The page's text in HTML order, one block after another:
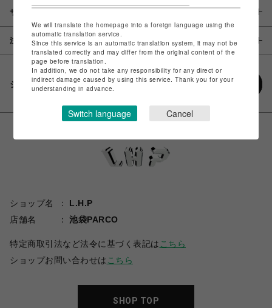
サイズ
注意事項
シェアする
ショップ名
L.H.P
店舗名
池袋PARCO
特定商取引法など法令に基づく表記は こちら
ショップお問い合わせは こちら
SHOP TOP
We will translate the homepage into a foreign language using the
automatic translation service.
Since this service is an automatic translation system, it may not be
translated correctly and may differ from the original content of the
page before translation.
In addition, we do not take any responsibility for any direct or
indirect damage caused by using this service. Thank you for your
understanding in advance.
Switch language Cancel